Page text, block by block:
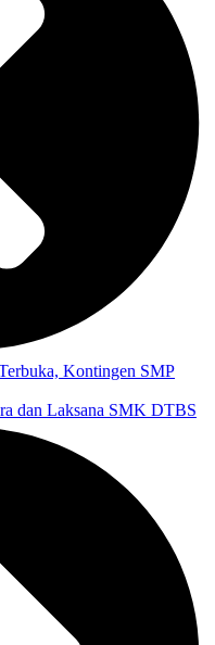
Kontingen SMP
dan Laksana SMK DTBS